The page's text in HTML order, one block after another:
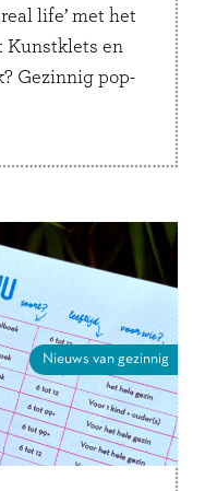
life’ met het
Kunstklets en
Gezinnig pop-
Nieuws van gezinnig